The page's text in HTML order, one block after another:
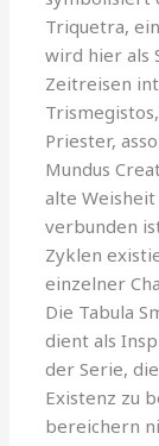
Triquetra,
wird hier als
Zeitreisen
Priester,
Mundus
alte
verbunden
Zyklen
einzelner
Die Tabula
dient als
der Serie,
Existenz zu
bereichern